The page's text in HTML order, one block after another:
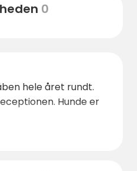
for at se
0
hele året rundt.
Hunde er